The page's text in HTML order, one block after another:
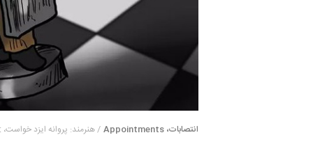
انتصابات، Appointments / هنرمند: پروانه ایزد خواست، parvaneh izadkhast